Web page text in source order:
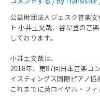
公益財団法人ジェスク音楽
ト 小井土文哉、谷昂登の音
しております。
小井土文哉は、
2018年、第87回日本音楽コ
イスティングス国際ピアノ協
これまでに英ロイヤル・フ